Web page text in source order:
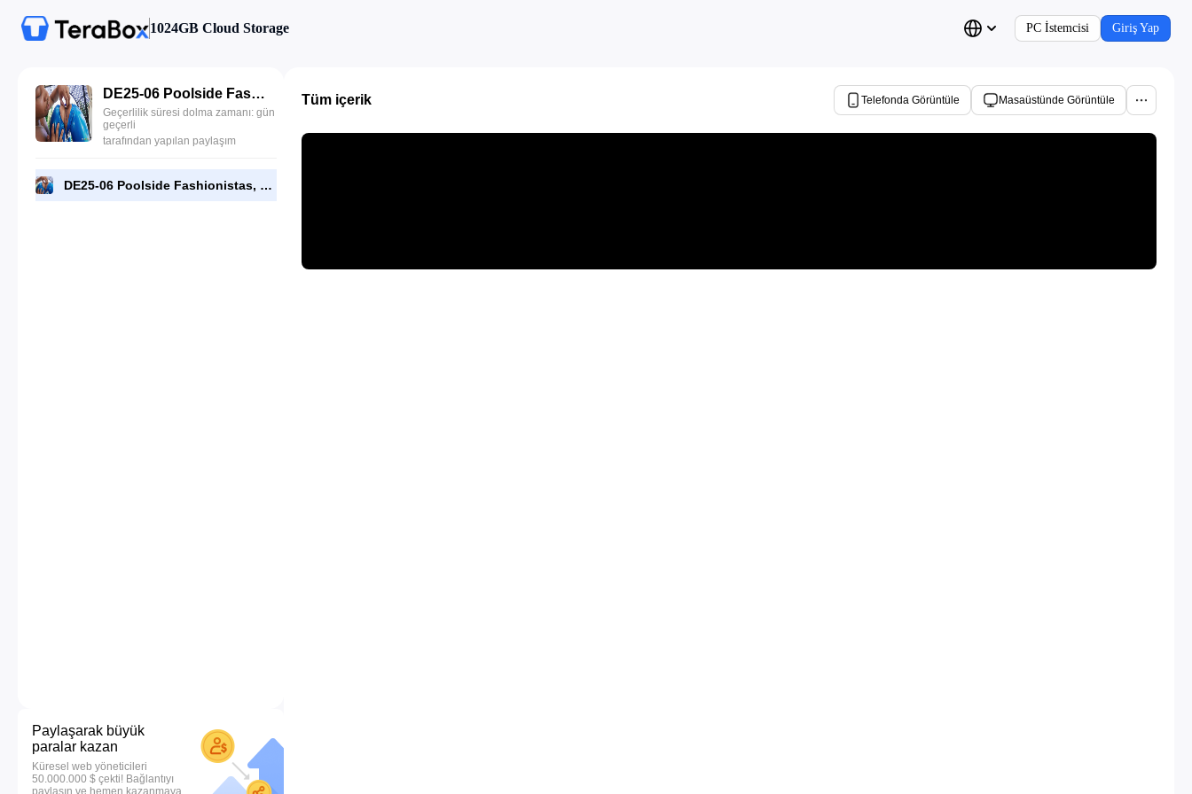
1024GB Cloud Storage PC İstemcisi Giriş Yap
DE25-06 Poolside Fashionistas, Luna Star, Ryan Reid.mp4
Geçerlilik süresi dolma zamanı: gün
geçerli
tarafından yapılan paylaşım
DE25-06 Poolside Fashionistas, Luna Star, Ryan Reid.mp4
Paylaşarak büyük
paralar kazan
Küresel web yöneticileri
50.000.000 $ çekti! Bağlantıyı
paylaşın ve hemen kazanmaya
Tüm içerik Telefonda Görüntüle Masaüstünde Görüntüle